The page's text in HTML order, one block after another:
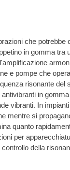
che potrebbe
in gomma tra
e pompe che
risonante del
in
vibranti. In
mentre si
quanto
per
della